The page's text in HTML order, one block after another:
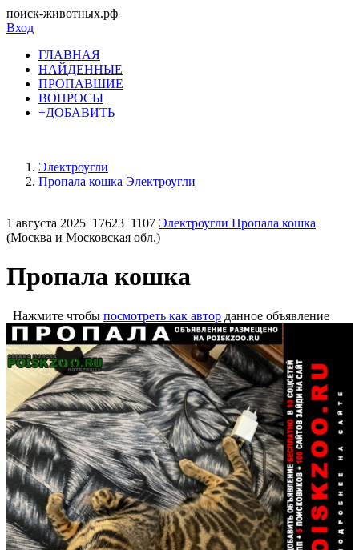
поиск-животных.рф
Вход
ГЛАВНАЯ
НАЙДЕННЫЕ
ПРОПАВШИЕ
ВОПРОСЫ
+ДОБАВИТЬ
Электроугли
Пропала кошка Электроугли
1 августа 2025 17623 1107 Электроугли Пропала кошка
(Москва и Московская обл.)
Пропала кошка
Нажмите чтобы посмотреть как автор данное объявление